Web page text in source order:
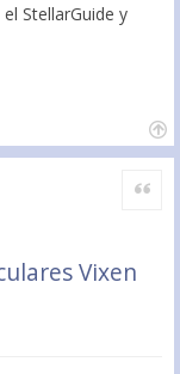
StellarGuide y
Vixen
Citar